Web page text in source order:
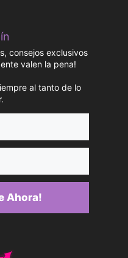
consejos exclusivos
valen la pena!
al tanto de lo
Ahora!